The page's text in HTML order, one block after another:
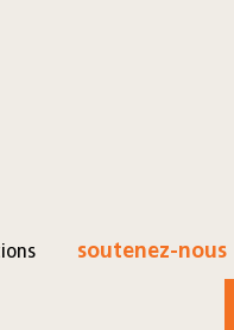
soutenez-nous